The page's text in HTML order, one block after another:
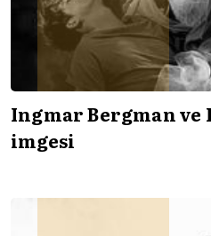
Ingmar Bergman ve
imgesi